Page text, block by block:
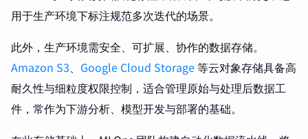
用于生产环境下标注规范多次迭代的场景。
此外，生产环境需安全、可扩展、协作的数据存储。
Amazon S3、 Google Cloud Storage等云对象存储具备高
耐久性与细粒度权限控制，适合管理原始与处理后数据工
件，常作为下游分析、模型开发与部署的基础。